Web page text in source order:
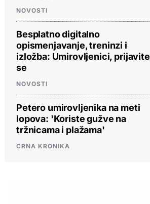
NOVOSTI
Besplatno digitalno
opismenjavanje, treninzi i
izložba: Umirovljenici, prijavite
se
NOVOSTI
Petero umirovljenika na meti
lopova: 'Koriste gužve na
tržnicama i plažama'
CRNA KRONIKA